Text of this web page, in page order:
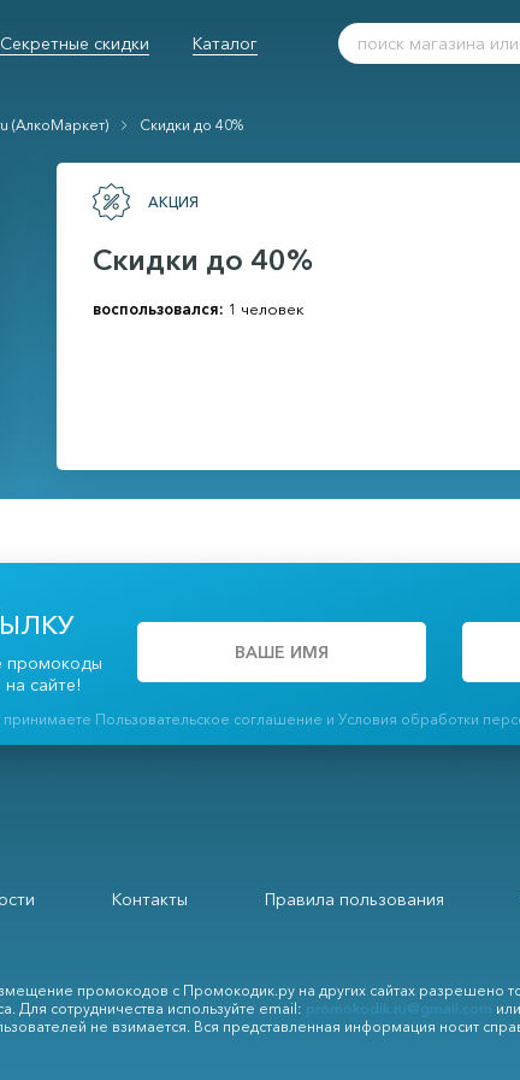
Секретные скидки Каталог
(AлкоМаркет) Скидки до 40%
АКЦИЯ
Скидки до 40%
воспользовался: 1 человек
промокоды
сайте!
Пользовательское соглашение и Условия обработки
Контакты Правила пользования
промокодов с Промокодик.ру на других сайтах разрешено
Для сотрудничества используйте email:
не взимается. Вся представленная информация носит